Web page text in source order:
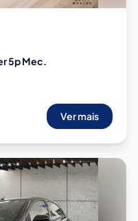
5p Mec.
Ver mais